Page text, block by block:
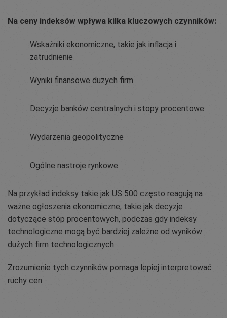
Na ceny indeksów wpływa kilka kluczowych czynników:
Wskaźniki ekonomiczne, takie jak inflacja i
zatrudnienie
Wyniki finansowe dużych firm
Decyzje banków centralnych i stopy procentowe
Wydarzenia geopolityczne
Ogólne nastroje rynkowe
Na przykład indeksy takie jak US 500 często reagują na
ważne ogłoszenia ekonomiczne, takie jak decyzje
dotyczące stóp procentowych, podczas gdy indeksy
technologiczne mogą być bardziej zależne od wyników
dużych firm technologicznych.
Zrozumienie tych czynników pomaga lepiej interpretować
ruchy cen.